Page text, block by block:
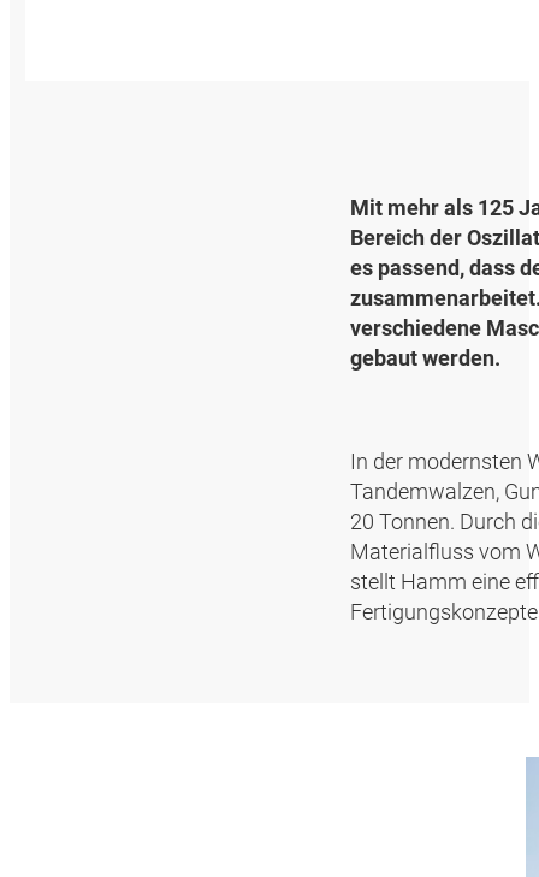
Mit mehr als 125
Bereich der
es passend, dass
verschiedene
gebaut werden.
In der modernsten
Tandemwalzen,
20 Tonnen. Durch
Materialfluss vom
stellt Hamm eine